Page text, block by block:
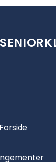
Forside